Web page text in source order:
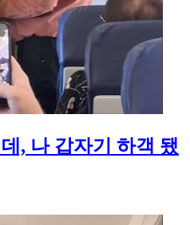
, 나 갑자기 하객 됐